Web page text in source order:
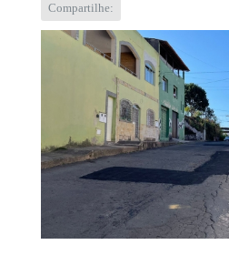
Compartilhe: